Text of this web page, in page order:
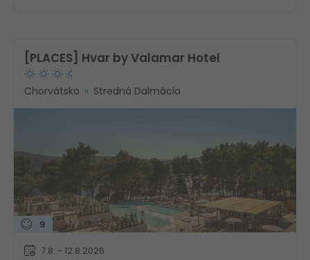
[PLACES] Hvar by Valamar Hotel
Chorvátsko Stredná Dalmácia
9
7.8. - 12.8.2026